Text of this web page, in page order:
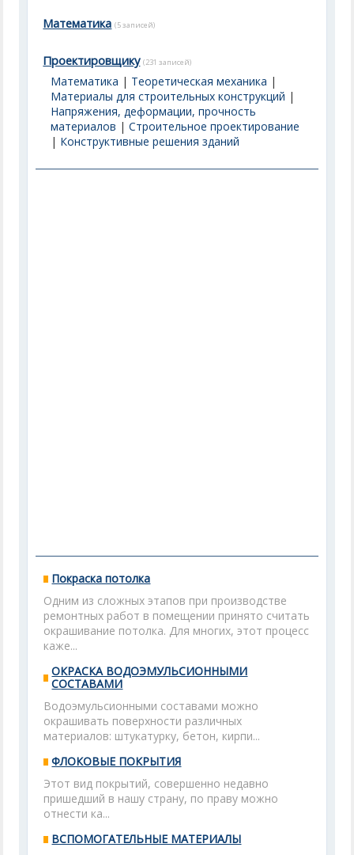
Математика (5 записей)
Проектировщику (231 записей)
Математика | Теоретическая механика |
Материалы для строительных конструкций |
Напряжения, деформации, прочность
материалов |Строительное проектирование
| Конструктивные решения зданий
Покраска потолка
Одним из сложных этапов при производстве
ремонтных работ в помещении принято считать
окрашивание потолка. Для многих, этот процесс
каже...
ОКРАСКА ВОДОЭМУЛЬСИОННЫМИ
СОСТАВАМИ
Водоэмульсионными составами можно
окрашивать поверхности различных
материалов: штукатурку, бетон, кирпи...
ФЛОКОВЫЕ ПОКРЫТИЯ
Этот вид покрытий, совершенно недавно
пришедший в нашу страну, по праву можно
отнести ка...
ВСПОМОГАТЕЛЬНЫЕ МАТЕРИАЛЫ